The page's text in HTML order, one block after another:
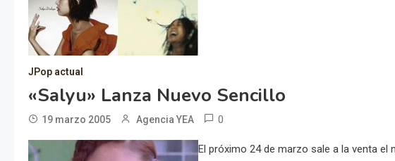
JPop actual
«Salyu» Lanza Nuevo Sencillo
19 marzo 2005 Agencia YEA 0
El próximo 24 de marzo sale a la venta el